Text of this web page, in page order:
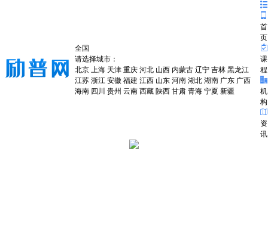
全国
请选择城市：
北京 上海 天津 重庆 河北 山西 内蒙古 辽宁 吉林 黑龙江
江苏 浙江 安徽 福建 江西 山东 河南 湖北 湖南 广东 广西
海南 四川 贵州 云南 西藏 陕西 甘肃 青海 宁夏 新疆
首
页
课
程
机
构
资
讯